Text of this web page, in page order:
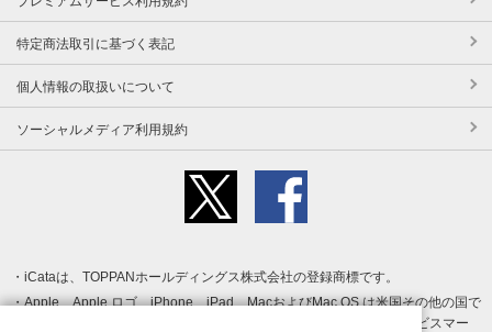
特定商法取引に基づく表記
個人情報の取扱いについて
ソーシャルメディア利用規約
iCataは、TOPPANホールディングス株式会社の登録商標です。
Apple、Apple ロゴ、iPhone、iPad、MacおよびMac OS は米国その他の国で
登録された Apple Inc. の商標です。App Store は Apple Inc. のサービスマー